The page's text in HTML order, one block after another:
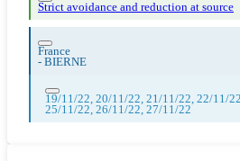
Strict avoidance and reduction at source
France
- BIERNE
19/11/22, 20/11/22, 21/11/22, 22/11/
25/11/22, 26/11/22, 27/11/22